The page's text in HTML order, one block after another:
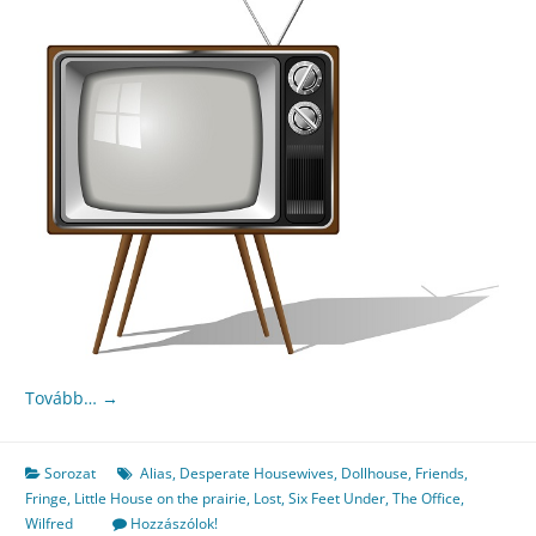
Tovább… →
Sorozat Alias, Desperate Housewives, Dollhouse, Friends,
Fringe, Little House on the prairie, Lost,Six Feet Under,The Office,
Wilfred
Hozzászólok!